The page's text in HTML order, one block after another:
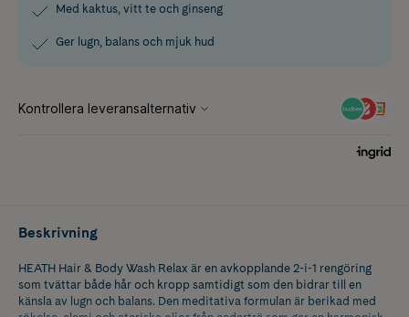
Med kaktus, vitt te och ginseng
Ger lugn, balans och mjuk hud
Beskrivning
HEATH Hair & Body Wash Relax är en avkopplande 2-i-1 rengöring
som tvättar både hår och kropp samtidigt som den bidrar till en
känsla av lugn och balans. Den meditativa formulan är berikad med